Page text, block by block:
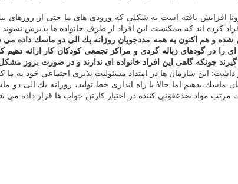
كرده اند كه ممكنست این افراد از طرف خانواده ها پذیرش
شده و هم اكنون به همه مددجویان روزانه یك الی دو ماسك داده
در گودهای زباله گردی و مراكز تجمعی كودكان كار ارائه دهیم
چونكه گاهی این افراد خانواده ای ندارند و در صورت بروز
داشت: این سازمان ها در امتداد مسئولیت پذیری اجتماعی خود به ما
ماسك بدهیم اما حالا با راه اندازی خط تولید، روزانه یك الی
مواد ضدعفونی كننده در اختیار كارتن خواب ها قرار داده می